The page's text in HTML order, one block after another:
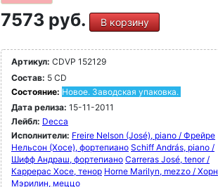
7573 руб. В корзину
Артикул: CDVP 152129
Состав: 5 CD
Состояние: Новое. Заводская упаковка.
Дата релиза: 15-11-2011
Лейбл: Decca
Исполнители: Freire Nelson (José), piano / Фрейре
Нельсон (Хосе), фортепиано Schiff András, piano /
Шифф Андраш, фортепиано Carreras José, tenor /
Каррерас Хосе, тенор Horne Marilyn, mezzo / Хорн
Мэрилин, меццо